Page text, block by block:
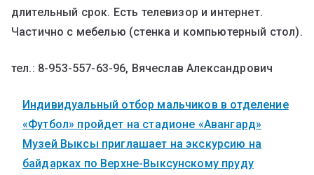
длительный срок. Есть телевизор и интернет.
Частично с мебелью (стенка и компьютерный стол).
тел.: 8-953-557-63-96, Вячеслав Александрович
Индивидуальный отбор мальчиков в отделение
«Футбол» пройдет на стадионе «Авангард»
Музей Выксы приглашает на экскурсию на
байдарках по Верхне-Выксунскому пруду